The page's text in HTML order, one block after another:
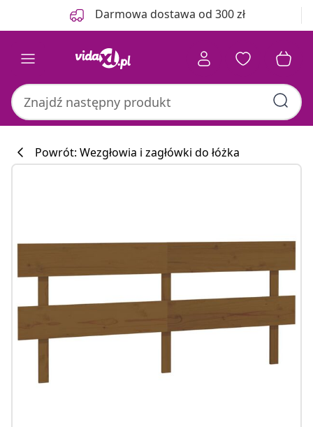
Darmowa dostawa od 300 zł
Powrót: Wezgłowia i zagłówki do łóżka